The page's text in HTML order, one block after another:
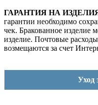
ГАРАНТИЯ НА ИЗДЕЛИЯ
гарантии необходимо
чек. Бракованное изделие
изделие. Почтовые
возмещаются за счет
Уход